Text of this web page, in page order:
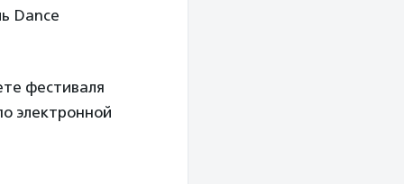
Dance
фестиваля
электронной